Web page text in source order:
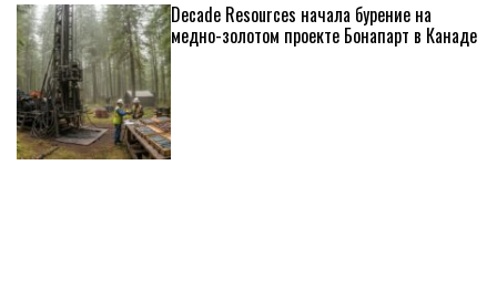
Decade Resources начала бурение на
медно-золотом проекте Бонапарт в Канаде